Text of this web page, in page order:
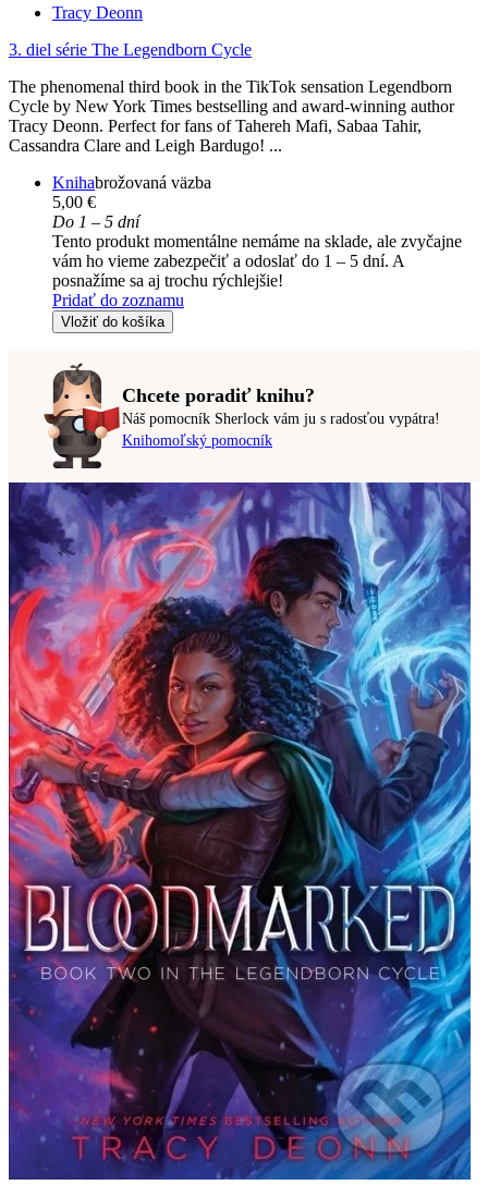
Tracy Deonn
3. diel série The Legendborn Cycle
The phenomenal third book in the TikTok sensation Legendborn
Cycle by New York Times bestselling and award-winning author
Tracy Deonn. Perfect for fans of Tahereh Mafi, Sabaa Tahir,
Cassandra Clare and Leigh Bardugo! ...
Knihabrožovaná väzba
5,00 €
Do 1 – 5 dní
Tento produkt momentálne nemáme na sklade, ale zvyčajne
vám ho vieme zabezpečiť a odoslať do 1 – 5 dní. A
posnažíme sa aj trochu rýchlejšie!
Pridať do zoznamu
Vložiť do košíka
Chcete poradiť knihu?
Náš pomocník Sherlock vám ju s radosťou vypátra!
Knihomoľský pomocník